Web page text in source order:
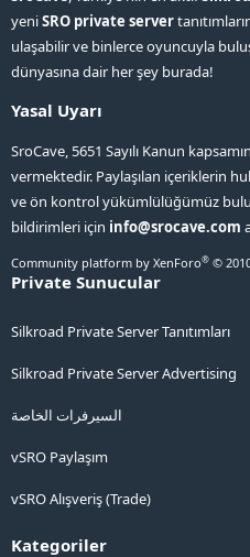
yeniSRO private server
ulaşabilir ve binlerce oyuncuyla
dünyasına dair her şey burada!
Yasal Uyarı
SroCave, 5651 Sayılı Kanun
vermektedir. Paylaşılan içeriklerin
ve ön kontrol yükümlülüğümüz
bildirimleri için info@srocave.com
Community platform by XenForo® ©
Private Sunucular
Silkroad Private Server Tanıtımları
Silkroad Private Server Advertising
السيرفرات الخاصة
vSRO Paylaşım
vSRO Alışveriş (Trade)
Kategoriler